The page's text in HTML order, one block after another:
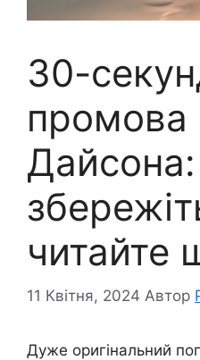
30-
промова
Дайсона:
читайте
11 Квітня, 2024 Автор
Дуже оригінальний